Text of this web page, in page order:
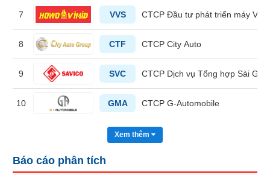
7 VVS CTCP Đầu tư phát triển máy Việt
8 CTF CTCP City Auto
9 SVC CTCP Dịch vụ Tổng hợp Sài Gòn
10 GMA CTCP G-Automobile
Xem thêm
Báo cáo phân tích
YẾU
TIÊU
YẾU
CHĂM